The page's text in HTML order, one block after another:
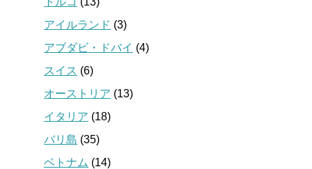
アイルランド (3)
アブダビ・ドバイ (4)
スイス (6)
オーストリア (13)
イタリア (18)
バリ島 (35)
ベトナム (14)